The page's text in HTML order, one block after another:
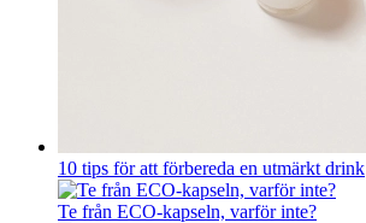
10 tips för att förbereda en utmärkt drink
Te från ECO-kapseln, varför inte?